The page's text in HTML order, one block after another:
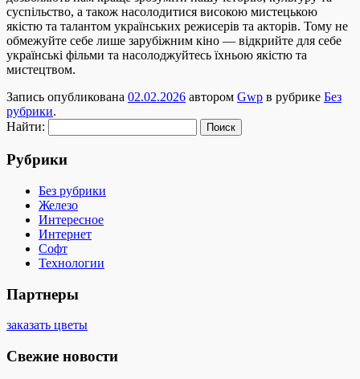
суспільство, а також насолодитися високою мистецькою
якістю та талантом українських режисерів та акторів. Тому не
обмежуйте себе лише зарубіжним кіно — відкрийте для себе
українські фільми та насолоджуйтесь їхньою якістю та
мистецтвом.
Запись опубликована 02.02.2026 автором Gwp в рубрике Без
рубрики.
Найти:
Рубрики
Без рубрики
Железо
Интересное
Интернет
Софт
Технологии
Партнеры
заказать цветы
Свежие новости